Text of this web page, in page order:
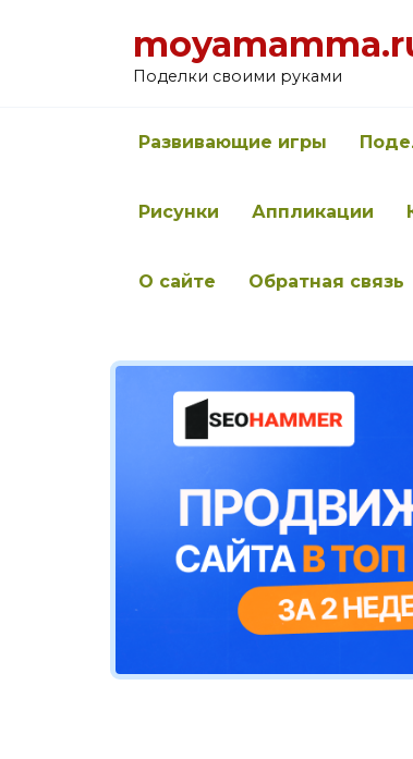
Поделки своими руками
Развивающие игры
Рисунки Аппликации
О сайте Обратная связь